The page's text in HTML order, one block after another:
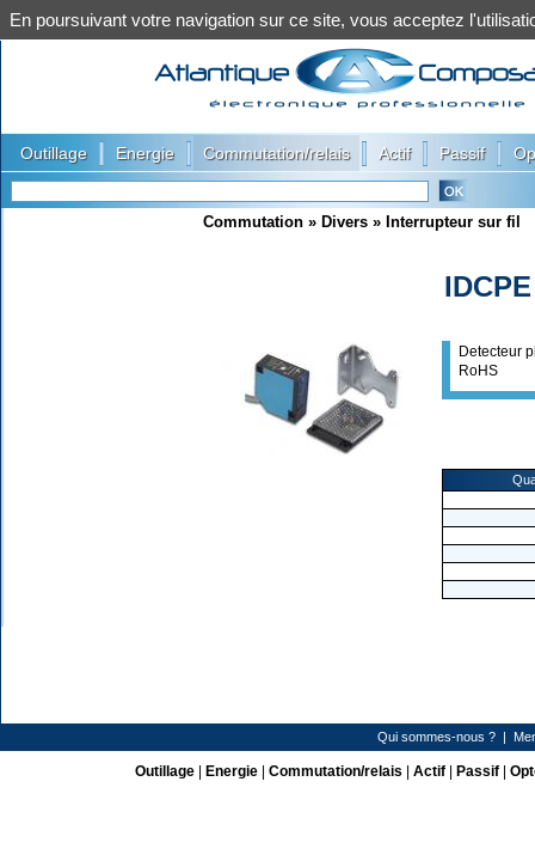
Outillage Energie Commutation/relais Actif Passif
Commutation » Divers » Interrupteur sur fil
IDCPE
Detecteur
RoHS
Qui sommes-nous ?|
Outillage| Energie| Commutation/relais Actif| Passif|
En poursuivant votre navigation sur ce site, vous acceptez